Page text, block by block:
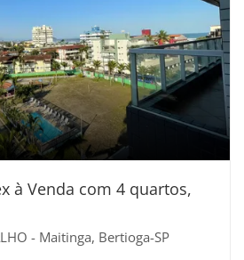
à Venda com 4 quartos,
- Maitinga, Bertioga-SP